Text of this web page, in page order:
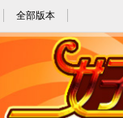
全部版本